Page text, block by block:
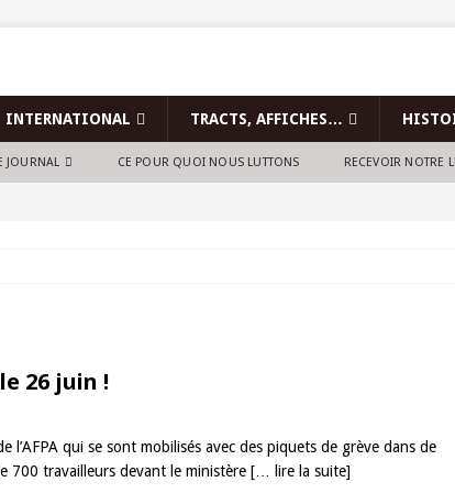
INTERNATIONAL TRACTS, AFFICHES…
JOURNAL CE POUR QUOI NOUS LUTTONS RECEVOIR NOTRE
26 juin !
l’AFPA qui se sont mobilisés avec des piquets de grève dans de
700 travailleurs devant le ministère [… lire la suite]